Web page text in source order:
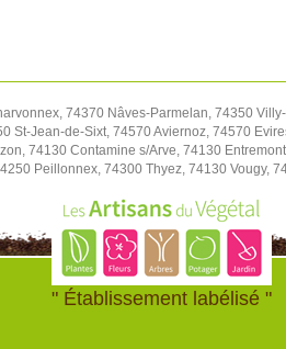
74370 Nâves-Parmelan, 74350
St-Jean-de-Sixt, 74570 Aviernoz, 74570
74130 Contamine s/Arve, 74130
Peillonnex, 74300 Thyez, 74130 Vougy,
" Établissement labélisé "